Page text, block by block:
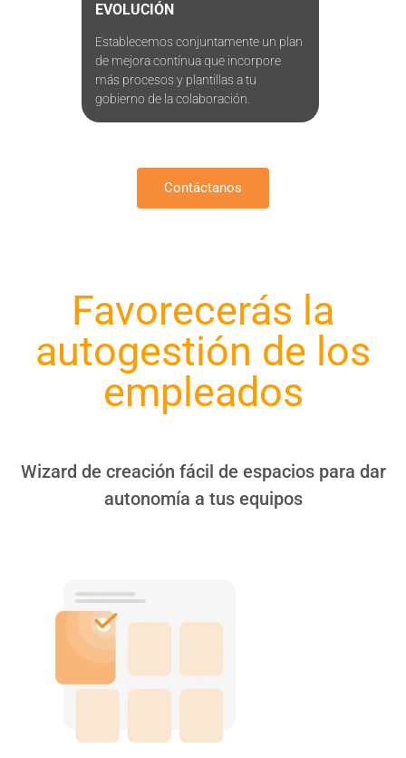
EVOLUCIÓN
Establecemos conjuntamente un plan
de mejora contínua que incorpore
más procesos y plantillas a tu
gobierno de la colaboración.
Contáctanos
Favorecerás la
autogestión de los
empleados
Wizard de creación fácil de espacios para dar
autonomía a tus equipos